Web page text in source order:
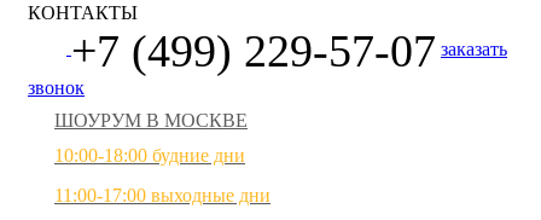
КОНТАКТЫ
+7 (499) 229-57-07 заказать
звонок
ШОУРУМ В МОСКВЕ
10:00-18:00 будние дни
11:00-17:00 выходные дни